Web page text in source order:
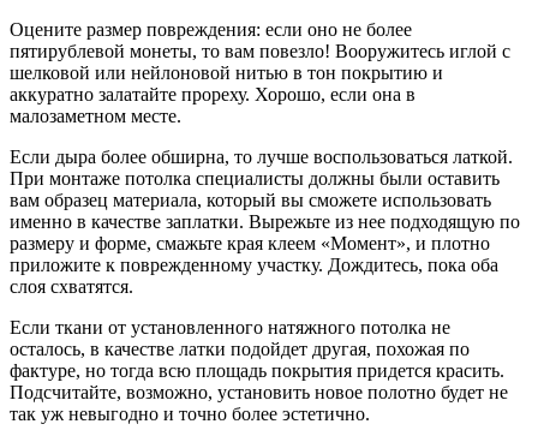
Оцените размер повреждения: если оно не более
пятирублевой монеты, то вам повезло! Вооружитесь иглой с
шелковой или нейлоновой нитью в тон покрытию и
аккуратно залатайте прореху. Хорошо, если она в
малозаметном месте.
Если дыра более обширна, то лучше воспользоваться латкой.
При монтаже потолка специалисты должны были оставить
вам образец материала, который вы сможете использовать
именно в качестве заплатки. Вырежьте из нее подходящую по
размеру и форме, смажьте края клеем «Момент», и плотно
приложите к поврежденному участку. Дождитесь, пока оба
слоя схватятся.
Если ткани от установленного натяжного потолка не
осталось, в качестве латки подойдет другая, похожая по
фактуре, но тогда всю площадь покрытия придется красить.
Подсчитайте, возможно, установить новое полотно будет не
так уж невыгодно и точно более эстетично.